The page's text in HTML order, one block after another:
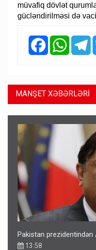
müvafiq dövlət
gücləndirilməsi də
Facebook
MANŞET XƏBƏRLƏRİ
Pakistan prezidentindən
13:58